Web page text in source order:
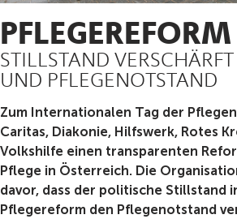
PFLEGEREFORM
STILLSTAND
UND PFLEGENOTSTAND
Zum Internationalen Tag der
Caritas, Diakonie, Hilfswerk, Rotes
Volkshilfe einen transparenten
Pflege in Österreich. Die
davor, dass der politische Stillstand
Pflegereform den Pflegenotstand